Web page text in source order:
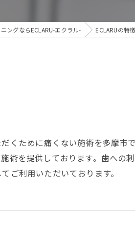
ングならECLARU-エクラル- ECLARUの特徴
くために痛くない施術を多摩市
術を提供しております。歯への
ご利用いただいております。